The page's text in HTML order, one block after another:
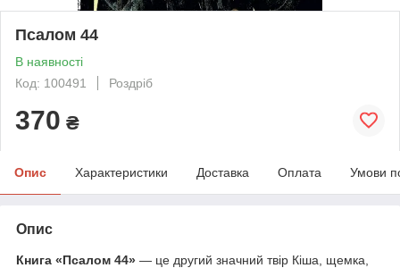
Псалом 44
В наявності
Код: 100491
Роздріб
370 ₴
Опис Характеристики Доставка Оплата Умови
Опис
Книга «Псалом 44» — це другий значний твір Кіша, щемка,